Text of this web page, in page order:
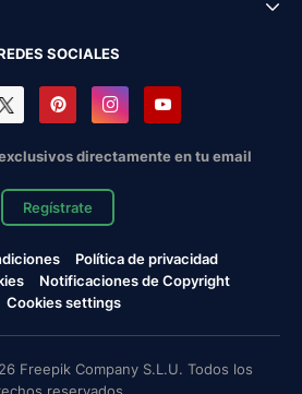
SOCIALES
directamente en tu email
Regístrate
Política de privacidad
Notificaciones de Copyright
Cookies settings
Freepik Company S.L.U. Todos los